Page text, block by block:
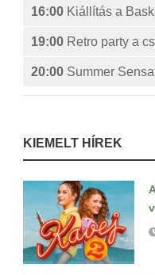
16:00 Kiállítás a
19:00 Retro party a
20:00 Summer
KIEMELT HÍREK